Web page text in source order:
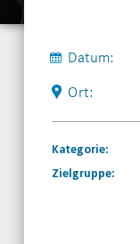
Datum:
Ort:
Kategorie:
Zielgruppe: